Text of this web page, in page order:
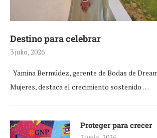
Destino para celebrar
3 julio, 2026
Yamina Bermúdez, gerente de Bodas de
Mujeres, destaca el crecimiento sostenido …
Proteger para crecer